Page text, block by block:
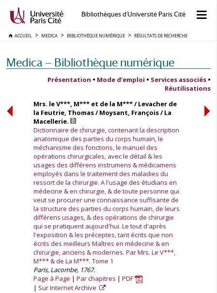
Bibliothèques d'Université Paris Cité
ACCUEIL MEDICA BIBLIOTHÈQUE NUMÉRIQUE RÉSULTATS DE RECHERCHE
Medica — Bibliothèque numérique
Présentation • Mode d’emploi • Services associés •
Réutilisations
Mrs. le V***, M*** et de la M*** / Levacher de
la Feutrie, Thomas / Moysant, François / La
Macellerie.
Dictionnaire de chirurgie, contenant la description
anatomique des parties du corps humain, le
méchanisme des fonctions, le manuel des
opérations chirurgicales, avec le détail & les
usages des différens instrumens & médicamens
employés dans le traitement des maladies du
ressort de la chirurgie. A l'usage des étudians en
médecine & en chirurgie, & de toute personne qui
veut se procurer une connaissance suffisante de
la structure des parties du corps humain, de leurs
différens usages, & des opérations de chirurgie
qui se pratiquent aujourd'hui. Le tout d'après
l'exposition & les préceptes, tant écrits que non
écrits des meilleurs Maîtres en médecine & en
chirurgie, anciens & modernes. Par Mrs. Le V***,
M*** & de La M***. Tome 1
Paris, Lacombe, 1767.
Page à Page
Par chapitres
PDF
Sur Internet Archive